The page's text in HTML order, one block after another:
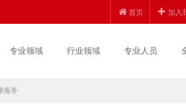
首页 加入
专业领域 行业领域 专业人员
服务